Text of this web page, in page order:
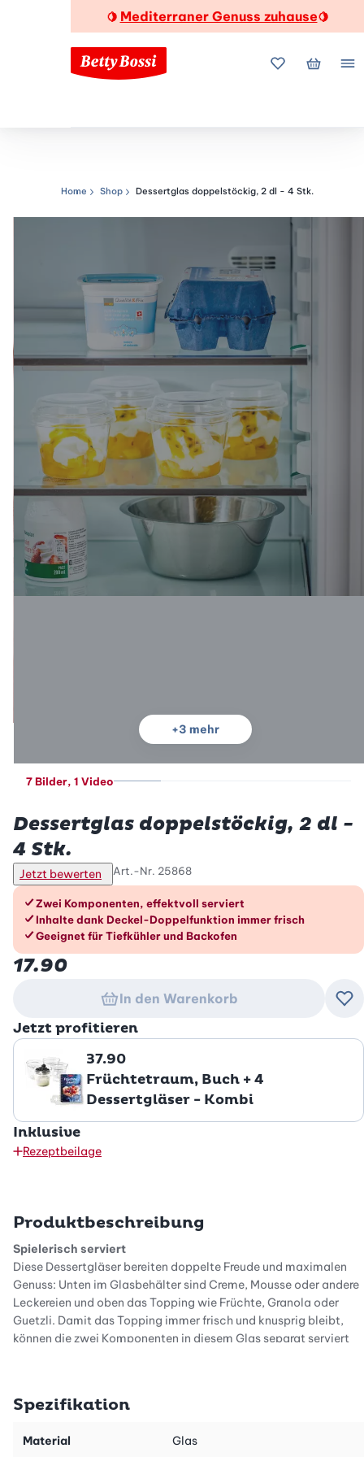
🍋 Mediterraner Genuss zuhause🍋
MeineMein
Navigationspfad
Home Shop Dessertglas doppelstöckig, 2 dl - 4 Stk.
+3 mehr
7 Bilder, 1 Video
Dessertglas doppelstöckig, 2 dl -
4 Stk.
Jetzt bewerten Art.-Nr. 25868
Die Vorteile im Überblick
Zwei Komponenten, effektvoll serviert
Inhalte dank Deckel-Doppelfunktion immer frisch
Geeignet für Tiefkühler und Backofen
17.90
In den Warenkorb
Jetzt profitieren
37.90
Früchtetraum, Buch + 4
Dessertgläser - Kombi
Inklusive
Rezeptbeilage
Produktbeschreibung
Spielerisch serviert
Diese Dessertgläser bereiten doppelte Freude und maximalen
Genuss: Unten im Glasbehälter sind Creme, Mousse oder andere
Leckereien und oben das Topping wie Früchte, Granola oder
Guetzli. Damit das Topping immer frisch und knusprig bleibt,
können die zwei Komponenten in diesem Glas separat serviert
jederzeit ein Hingucker.
Viele Einsatzmöglichkeiten
Spezifikation
Material Glas